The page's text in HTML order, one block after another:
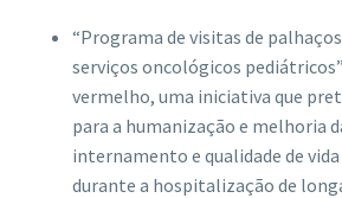
“Programa de visitas de
serviços oncológicos
vermelho, uma iniciativa que
para a humanização e melhoria
internamento e qualidade de vida
durante a hospitalização de